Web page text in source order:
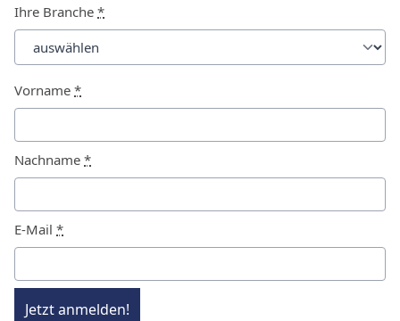
Ihre Branche *
Vorname *
Nachname *
E-Mail *
Jetzt anmelden!